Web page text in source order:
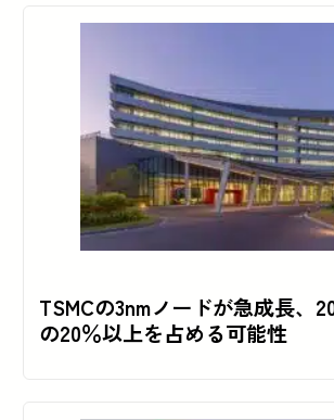
TSMCの3nmノードが急成長、
の20％以上を占める可能性